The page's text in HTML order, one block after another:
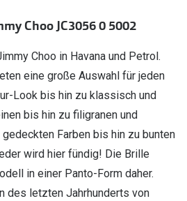
Choo JC3056 0 5002
Choo in Havana und Petrol.
eine große Auswahl für jeden
Look bis hin zu klassisch und
bis hin zu filigranen und
Farben bis hin zu bunten
wird hier fündig! Die Brille
in einer Panto-Form daher.
des letzten Jahrhunderts von